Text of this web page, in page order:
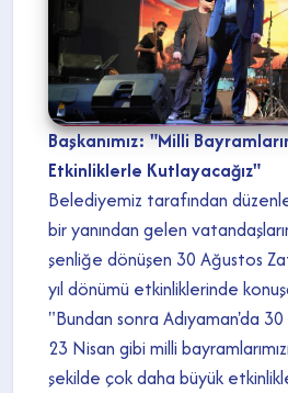
Başkanımız: "Milli
Etkinliklerle Kutlayacağız"
Belediyemiz tarafından
bir yanından gelen
şenliğe dönüşen 30 Ağustos
yıl dönümü etkinliklerinde
"Bundan sonra Adıyaman'da
23 Nisan gibi milli
şekilde çok daha büyük